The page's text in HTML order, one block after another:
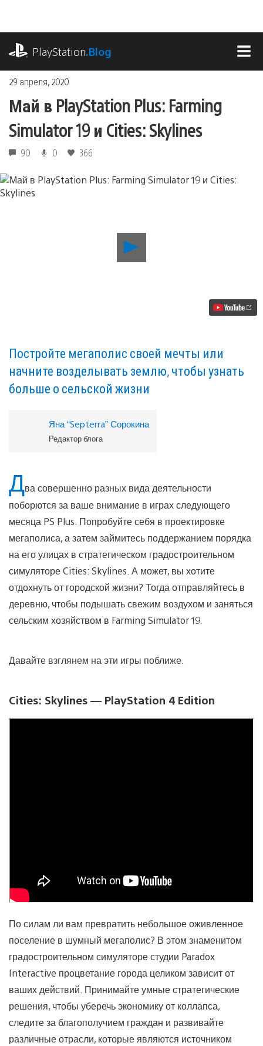
содержимому
PlayStation.Blog
29 апреля, 2020
Май в PlayStation Plus: Farming
Simulator 19 и Cities: Skylines
90 0 366
Воспроизвести
Май
Cities:
Skylines
Постройте мегаполис своей мечты или
начните возделывать землю, чтобы узнать
больше о сельской жизни
Яна “Septerra” Сорокина
Редактор блога
Два совершенно разных вида деятельности
поборются за ваше внимание в играх следующего
месяца PS Plus. Попробуйте себя в проектировке
мегаполиса, а затем займитесь поддержанием порядка
на его улицах в стратегическом градостроительном
симуляторе Cities: Skylines. А может, вы хотите
отдохнуть от городской жизни? Тогда отправляйтесь в
деревню, чтобы подышать свежим воздухом и заняться
сельским хозяйством в Farming Simulator 19.
Давайте взглянем на эти игры поближе.
Cities: Skylines — PlayStation 4 Edition
По силам ли вам превратить небольшое оживленное
поселение в шумный мегаполис? В этом знаменитом
градостроительном симуляторе студии Paradox
Interactive процветание города целиком зависит от
ваших действий. Принимайте умные стратегические
решения, чтобы уберечь экономику от коллапса,
следите за благополучием граждан и развивайте
различные отрасли, которые являются источником